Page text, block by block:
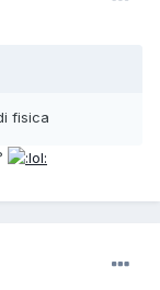
fisica